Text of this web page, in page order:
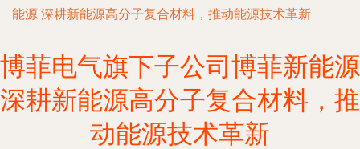
能源 深耕新能源高分子复合材料，推动能源技术革新
博菲电气旗下子公司博菲新能源
深耕新能源高分子复合材料，推
动能源技术革新